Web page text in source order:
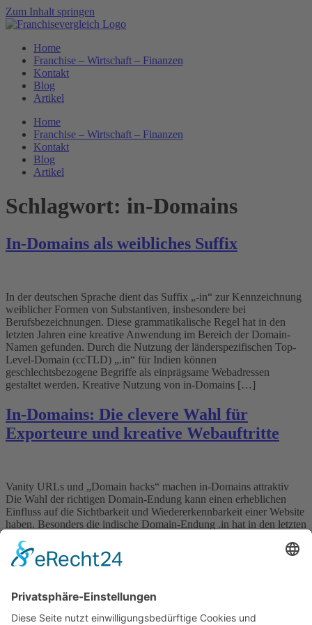
Zum Inhalt springen
Home
Franchise – Wirtschaft – Finanzen
Kontakt
Blog
Artikel
Home
Franchise – Wirtschaft – Finanzen
Kontakt
Blog
Artikel
Schlagwort: in-Domains
In-Domains als weibliches Suffix
In der deutschen Sprache dient das Suffix „-in“ zur Kennzeichnung
weiblicher Formen von Substantiven, insbesondere bei
Berufsbezeichnungen. Diese grammatikalische Regel hat in den
letzten Jahren eine kreative Anwendung im Bereich der Domain-
Namen gefunden. Durch die Nutzung der länderspezifischen Top-
Level-Domain (ccTLD) „.in“ für Indien können
geschlechtsbezogene Begriffe als einprägsame Webadressen
gestaltet werden. Kreative Nutzung von in-Domains […]
In-Domains: Die clevere Wahl für
Exporteure und kreative Webauftritte
Vanity URLs und „Domain hacks“ machen in-Domains attraktiv
Die Wahl der richtigen Domain-Endung kann einen erheblichen
Einfluss auf die Sichtbarkeit und Wiedererkennbarkeit einer Website
haben. Besonders die indische Domain-Endung .in hat in den letzten
weltweit. Warum? Weil sie viele Vorteile bietet, sowohl für
Unternehmen […]
Impressum